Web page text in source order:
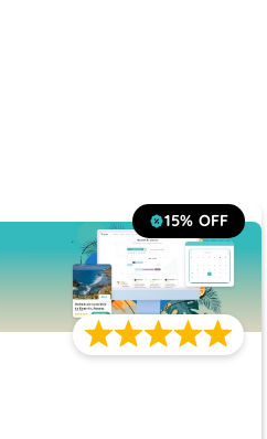
15% OFF